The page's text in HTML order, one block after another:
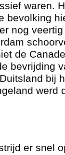
waren.
bevolking
nog
de
bevrijding
bij
werd
er snel